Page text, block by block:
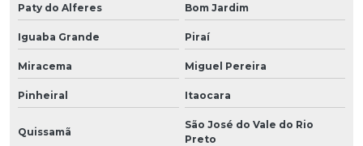
Paty do Alferes Bom Jardim
Iguaba Grande Piraí
Miracema Miguel Pereira
Pinheiral Itaocara
Quissamã
São José do Vale do Rio
Preto